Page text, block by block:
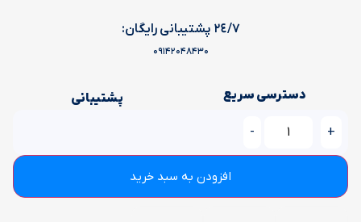
+
-
افزودن به سبد خرید
٢٤/٧ پشتیبانی رایگان:
09142048430
دسترسی سریع پشتیبانی
اعتماد به ما